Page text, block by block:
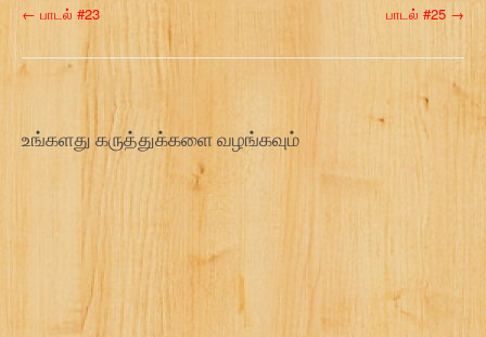
P
o
t
← பாடல் #23 பாடல் #25 →
உங்களது கருத்துக்களை வழங்கவும்